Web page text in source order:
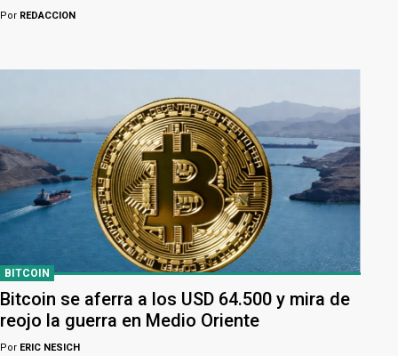
Por REDACCION
BITCOIN
Bitcoin se aferra a los USD 64.500 y mira de
reojo la guerra en Medio Oriente
Por ERIC NESICH